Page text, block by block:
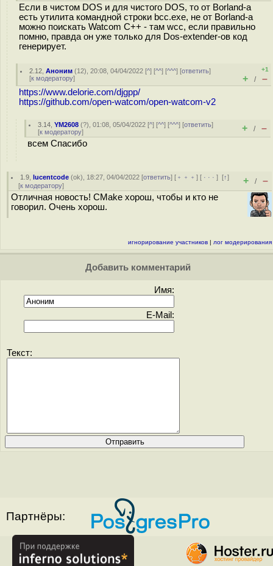
Если в чистом DOS и для чистого DOS, то от Borland-а
есть утилита командной строки bcc.exe, не от Borland-а
можно поискать Watcom C++ - там wcc, если правильно
помню, правда он уже только для Dos-extender-ов код
генерирует.
2.12 ,Аноним (12), 20:08, 04/04/2022 [^] [^^] [^^^] [ответить]
[к модератору]
+1
+ / –
https://www.delorie.com/djgpp/
https://github.com/open-watcom/open-watcom-v2
3.14 ,YM2608 (?), 01:08, 05/04/2022 [^] [^^] [^^^] [ответить]
[к модератору] + / –
всем Спасибо
1.9 ,lucentcode (ok), 18:27, 04/04/2022 [ответить] [ ﹢﹢﹢] [ · · ·][↑]
[к модератору] + / –
Отличная новость! CMake хорош, чтобы и кто не
говорил. Очень хорош.
игнорирование участников | лог модерирования
Добавить комментарий
Имя:
E-Mail:
Текст:
Партнёры: